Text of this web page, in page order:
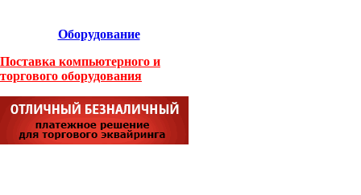
Оборудование
Поставка компьютерного и
торгового оборудования